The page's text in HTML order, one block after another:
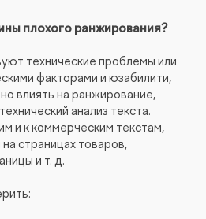
плохого ранжирования?
технические проблемы или
факторами и юзабилити,
влиять на ранжирование,
анализ текста.
и к коммерческим текстам,
страницах товаров,
и т. д.